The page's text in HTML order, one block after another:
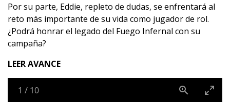
Por su parte, Eddie, repleto de dudas, se enfrentará al
reto más importante de su vida como jugador de rol.
¿Podrá honrar el legado del Fuego Infernal con su
campaña?
LEER AVANCE
1 / 10